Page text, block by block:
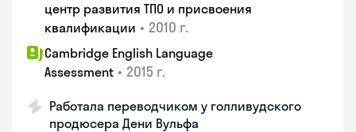
центр развития ТПО и присвоения
квалификации • 2010 г.
Cambridge English Language
Assessment • 2015 г.
Работала переводчиком у голливудского
продюсера Дени Вульфа